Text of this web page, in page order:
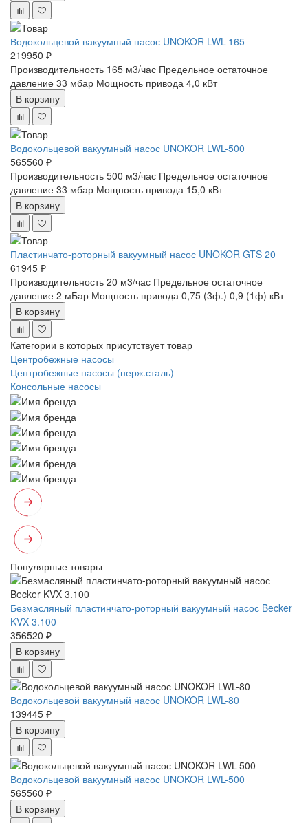
Водокольцевой вакуумный насос UNOKOR LWL-165
219950 ₽
Производительность 165 м3/час Предельное остаточное
давление 33 мбар Мощность привода 4,0 кВт
В корзину
Водокольцевой вакуумный насос UNOKOR LWL-500
565560 ₽
Производительность 500 м3/час Предельное остаточное
давление 33 мбар Мощность привода 15,0 кВт
В корзину
Пластинчато-роторный вакуумный насос UNOKOR GTS 20
61945 ₽
Производительность 20 м3/час Предельное остаточное
давление 2 мБар Мощность привода 0,75 (3ф.) 0,9 (1ф) кВт
В корзину
Категории в которых присутствует товар
Центробежные насосы
Центробежные насосы (нерж.сталь)
Консольные насосы
Популярные товары
Безмасляный пластинчато-роторный вакуумный насос Becker
KVX 3.100
356520 ₽
В корзину
Водокольцевой вакуумный насос UNOKOR LWL-80
139445 ₽
В корзину
Водокольцевой вакуумный насос UNOKOR LWL-500
565560 ₽
В корзину